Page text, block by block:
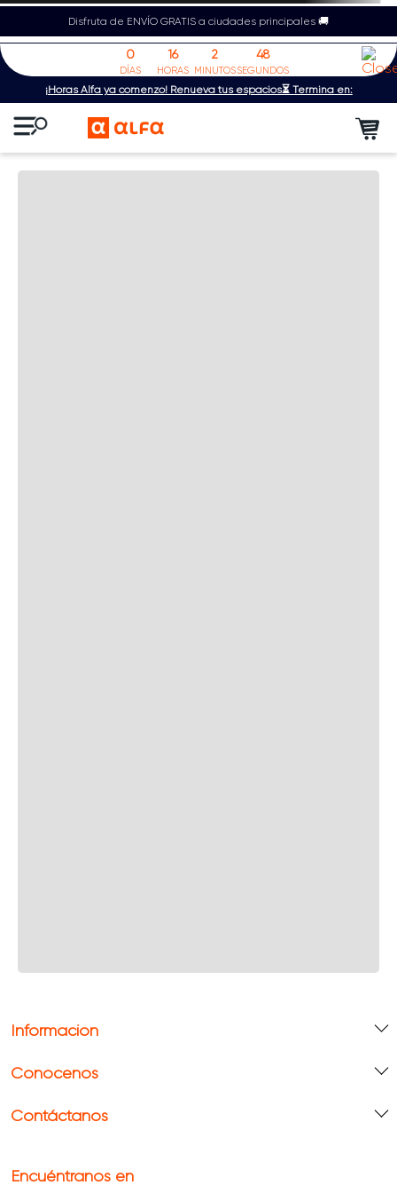
Disfruta de ENVÍO GRATIS a ciudades principales 🚚
¡Horas Alfa ya comenzó! Renueva tus espacios⏳ Termina en:
0
DÍAS
16
HORAS
2
MINUTOS
48
SEGUNDOS
Información
Conócenos
Contáctanos
Encuéntranos en